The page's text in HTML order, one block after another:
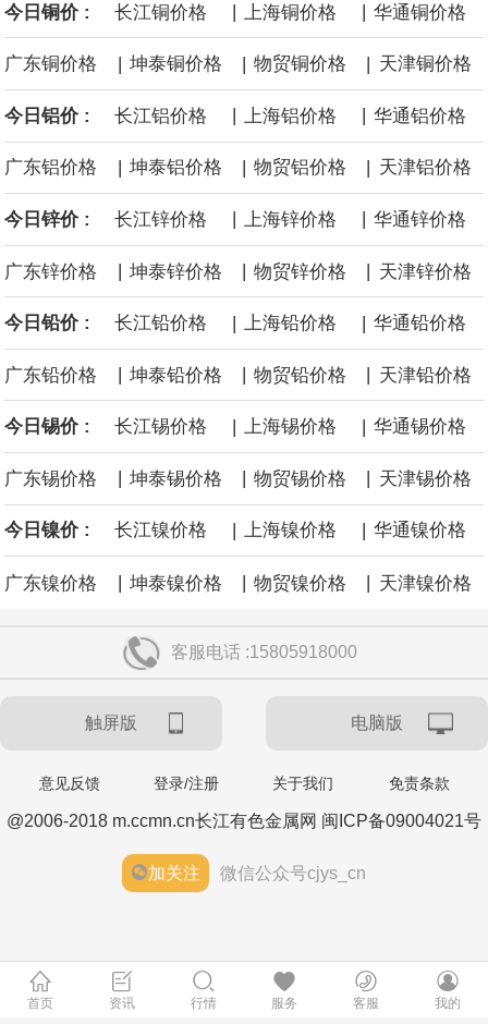
中国制造与中国品牌正加速扩大在韩国汽车市场的影响力。韩联社4
日报道称，韩国上半年售出的电动汽车中，超1/3为中国制造车型。
与此同时，中国产汽车在韩国进口车市场中的份额首次超过德国，
成为韩国最大的进口车来源地。
今年以来，国内钽价跳涨，涨幅接近1.4倍。
阿布扎比国家石油公司物流与服务部：两艘超大型气体运输船将于
今日铜价 : 长江铜价格 | 上海铜价格 | 华通铜价格
广东铜价格 | 坤泰铜价格 | 物贸铜价格 | 天津铜价格
今日铝价 : 长江铝价格 上海铝价格 华通铝价格
广东铝价格 | 坤泰铝价格 | 物贸铝价格 | 天津铝价格
今日锌价 : 长江锌价格 上海锌价格 华通锌价格
广东锌价格 | 坤泰锌价格 | 物贸锌价格 | 天津锌价格
今日铅价 : 长江铅价格 | 上海铅价格 | 华通铅价格
广东铅价格 坤泰铅价格 物贸铅价格 天津铅价格
今日锡价 : 长江锡价格 | 上海锡价格 | 华通锡价格
广东锡价格 坤泰锡价格 物贸锡价格 天津锡价格
今日镍价 : 长江镍价格 | 上海镍价格 | 华通镍价格
广东镍价格 | 坤泰镍价格 | 物贸镍价格 | 天津镍价格
客服电话 :15805918000
触屏版 电脑版
意见反馈 登录/注册 关于我们 免责条款
@2006-2018 m.ccmn.cn长江有色金属网 闽ICP备09004021号
加关注 微信公众号cjys_cn
首页 资讯 行情 服务 客服 我的